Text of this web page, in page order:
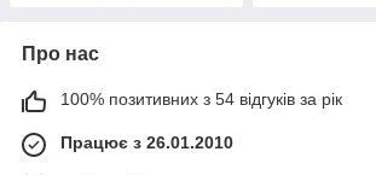
Про нас
100% позитивних з 54 відгуків за рік
Працює з 26.01.2010